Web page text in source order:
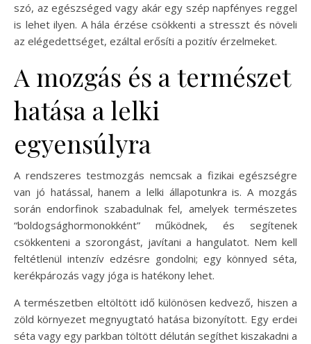
szó, az egészséged vagy akár egy szép napfényes reggel
is lehet ilyen. A hála érzése csökkenti a stresszt és növeli
az elégedettséget, ezáltal erősíti a pozitív érzelmeket.
A mozgás és a természet
hatása a lelki
egyensúlyra
A rendszeres testmozgás nemcsak a fizikai egészségre
van jó hatással, hanem a lelki állapotunkra is. A mozgás
során endorfinok szabadulnak fel, amelyek természetes
“boldogsághormonokként” működnek, és segítenek
csökkenteni a szorongást, javítani a hangulatot. Nem kell
feltétlenül intenzív edzésre gondolni; egy könnyed séta,
kerékpározás vagy jóga is hatékony lehet.
A természetben eltöltött idő különösen kedvező, hiszen a
zöld környezet megnyugtató hatása bizonyított. Egy erdei
séta vagy egy parkban töltött délután segíthet kiszakadni a